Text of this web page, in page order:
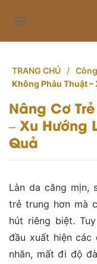
content
TRANG CHỦ /
Không Phẫu Thuật –
Nâng Cơ
– Xu Hướng
Quả
Làn da căng mịn,
trẻ trung hơn mà
hút riêng biệt.
đầu xuất hiện các
nhăn, mất đi độ